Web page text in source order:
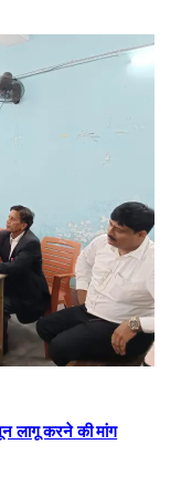
लागू करने की मांग